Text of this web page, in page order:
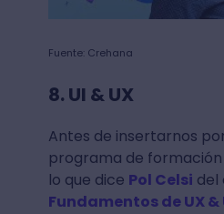
Fuente: Crehana
8. UI & UX
Antes de insertarnos
programa de formación
lo que dice Pol Celsi del
Fundamentos de UX &